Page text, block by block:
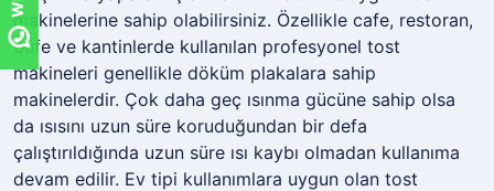
makinelerine sahip olabilirsiniz. Özellikle cafe, restoran,
büfe ve kantinlerde kullanılan profesyonel tost
makineleri genellikle döküm plakalara sahip
makinelerdir. Çok daha geç ısınma gücüne sahip olsa
da ısısını uzun süre koruduğundan bir defa
çalıştırıldığında uzun süre ısı kaybı olmadan kullanıma
devam edilir. Ev tipi kullanımlara uygun olan tost